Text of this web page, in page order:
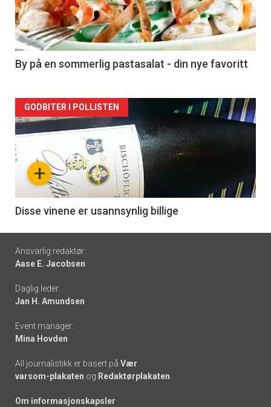
nå
-
5
By på en sommerlig pastasalat - din nye favoritt
Forsiden
akkurat
nå
6
+
GODBITER I POLLISTEN
Disse vinene er usannsynlig billige
Footer
-
links
Ansvarlig redaktør:
Aase E. Jacobsen
Daglig leder:
Jan H. Amundsen
Event manager:
Mina Hovden
All journalistikk er basert på Vær
varsom-plakaten og Redaktørplakaten
Om informasjonskapsler